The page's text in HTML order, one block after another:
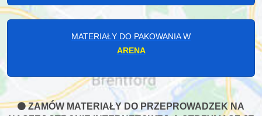
MATERIAŁY DO PAKOWANIA W
ARENA
ZAMÓW MATERIAŁY DO PRZEPROWADZEK NA